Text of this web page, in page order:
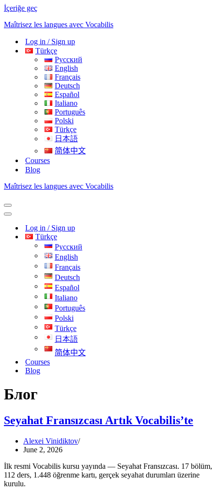
İçeriğe geç
Maîtrisez les langues avec Vocabilis
Log in / Sign up
Türkçe
Русский
English
Français
Deutsch
Español
Italiano
Português
Polski
Türkçe
日本語
简体中文
Courses
Blog
Maîtrisez les langues avec Vocabilis
Dolaşım
menüsü
Dolaşım
menüsüLog in / Sign up
Türkçe
Русский
English
Français
Deutsch
Español
Italiano
Português
Polski
Türkçe
日本語
简体中文
Courses
Blog
Блог
Seyahat Fransızcası Artık Vocabilis’te
Alexei Vinidiktov
June 2, 2026
İlk resmi Vocabilis kursu yayında — Seyahat Fransızcası. 17 bölüm,
112 ders, 1.448 öğrenme kartı, gerçek seyahat durumları üzerine
kurulu.